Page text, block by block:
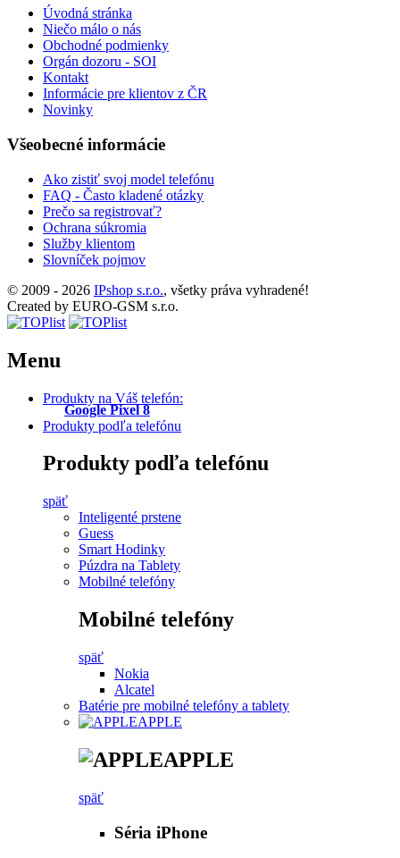
Úvodná stránka
Niečo málo o nás
Obchodné podmienky
Orgán dozoru - SOI
Kontakt
Informácie pre klientov z ČR
Novinky
Všeobecné informácie
Ako zistiť svoj model telefónu
FAQ - Často kladené otázky
Prečo sa registrovať?
Ochrana súkromia
Služby klientom
Slovníček pojmov
© 2009 - 2026 IPshop s.r.o., všetky práva vyhradené!
Created by EURO-GSM s.r.o.
Menu
Produkty na Váš telefón:
Google Pixel 8
Produkty podľa telefónu
Produkty podľa telefónu
späť
Inteligenté prstene
Guess
Smart Hodinky
Púzdra na Tablety
Mobilné telefóny
Mobilné telefóny
späť
Nokia
Alcatel
Batérie pre mobilné telefóny a tablety
APPLE
APPLE
späť
Séria iPhone